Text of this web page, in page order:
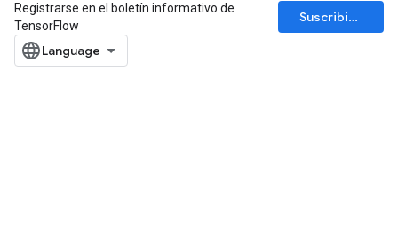
Registrarse en el boletín informativo de
TensorFlow
Suscribirse